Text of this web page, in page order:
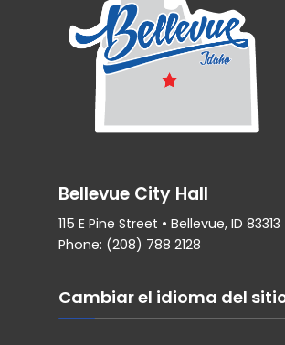
Bellevue City Hall
115 E Pine Street • Bellevue, ID 83313
Phone: (208) 788 2128
Cambiar el idioma del